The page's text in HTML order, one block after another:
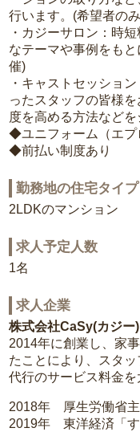
行います。(希望者の
・カジーサロン：時
なテーマや事例をも
催)
・キャストセッショ
ったスタッフの皆様
度を高める方法など
◆ユニフォーム（エプ
◆前払い制度あり
勤務地の住宅タイプ
2LDKのマンション
求人予定人数
1名
求人企業
株式会社CaSy(カジー)
2014年に創業し、家
たことにより、スタ
代行のサービス料金を
2018年 厚生労働省主
2019年 東洋経済「す